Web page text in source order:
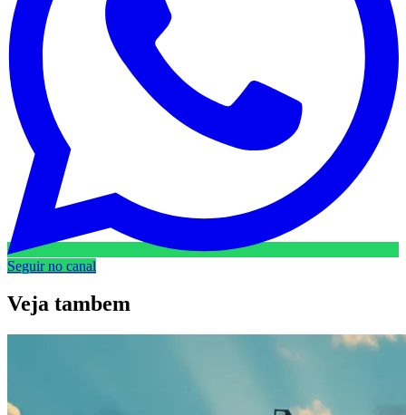
Seguir no canal
Veja tambem